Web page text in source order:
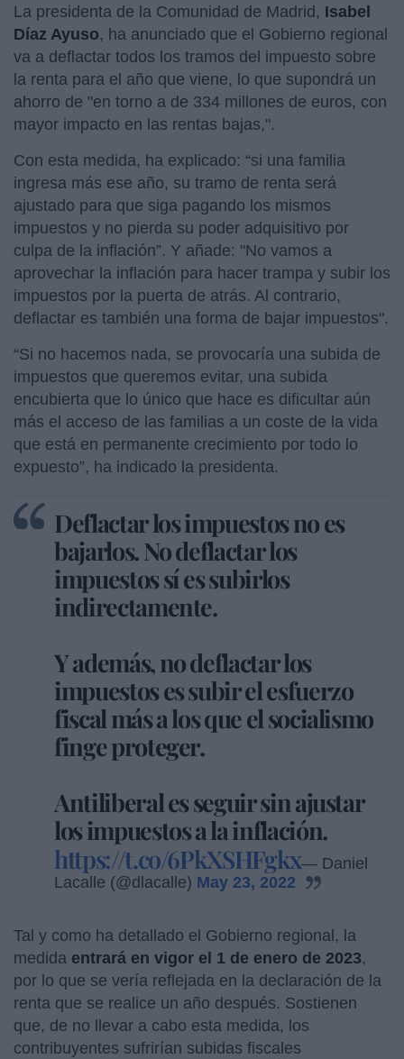
La presidenta de la Comunidad de Madrid, Isabel
Díaz Ayuso, ha anunciado que el Gobierno regional
va a deflactar todos los tramos del impuesto sobre
la renta para el año que viene, lo que supondrá un
ahorro de "en torno a de 334 millones de euros, con
mayor impacto en las rentas bajas,".
Con esta medida, ha explicado: “si una familia
ingresa más ese año, su tramo de renta será
ajustado para que siga pagando los mismos
impuestos y no pierda su poder adquisitivo por
culpa de la inflación”. Y añade: "No vamos a
aprovechar la inflación para hacer trampa y subir los
impuestos por la puerta de atrás. Al contrario,
deflactar es también una forma de bajar impuestos".
“Si no hacemos nada, se provocaría una subida de
impuestos que queremos evitar, una subida
encubierta que lo único que hace es dificultar aún
más el acceso de las familias a un coste de la vida
que está en permanente crecimiento por todo lo
expuesto”, ha indicado la presidenta.
Deflactar los impuestos no es
bajarlos. No deflactar los
impuestos sí es subirlos
indirectamente.
Y además, no deflactar los
impuestos es subir el esfuerzo
fiscal más a los que el socialismo
finge proteger.
Antiliberal es seguir sin ajustar
los impuestos a la inflación.
https://t.co/6PkXSHFgkx— Daniel
Lacalle (@dlacalle) May 23, 2022
Tal y como ha detallado el Gobierno regional, la
medida entrará en vigor el 1 de enero de 2023,
por lo que se vería reflejada en la declaración de la
renta que se realice un año después. Sostienen
que, de no llevar a cabo esta medida, los
contribuyentes sufrirían subidas fiscales